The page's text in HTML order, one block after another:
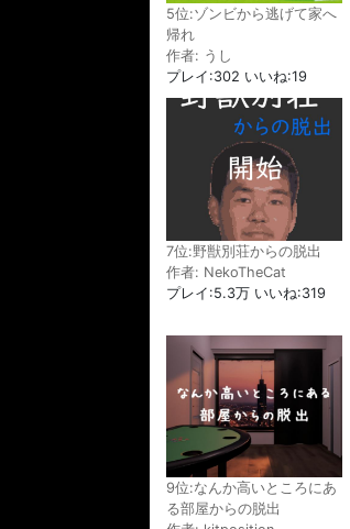
5位:ゾンビから逃げて家へ
帰れ
作者: うし
プレイ:302 いいね:19
7位:野獣別荘からの脱出
作者: NekoTheCat
プレイ:5.3万 いいね:319
9位:なんか高いところにあ
る部屋からの脱出